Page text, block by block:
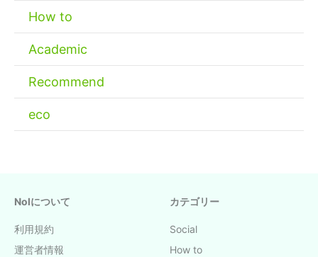
How to
Academic
Recommend
eco
Nolについて
利用規約
運営者情報
カテゴリー
Social
How to